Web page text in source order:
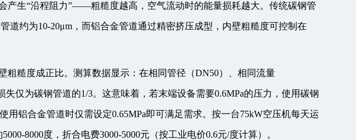
产生“沿程阻力”——粗糙度越高，空气流动时的能量损耗越大。传统碳钢管
道约为10-20μm，而铝合金管道通过精密挤压成型，内壁粗糙度可控制在
粗糙度成正比。测算数据显示：在相同管径（DN50）、相同流量
失仅为碳钢管道的1/3。这意味着，若末端设备需要0.6MPa的压力，使用碳钢
用铝合金管道时仅需设定0.65MPa即可满足需求。按一台75kW空压机每天运
8000度，折合电费3000-5000元（按工业电价0.6元/度计算）。